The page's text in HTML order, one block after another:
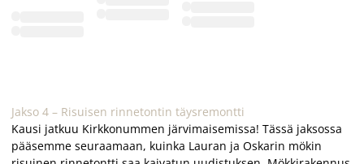
Jakso 4 – Risuisen rinnetontin täysremontti
Kausi jatkuu Kirkkonummen järvimaisemissa! Tässä jaksossa
pääsemme seuraamaan, kuinka Lauran ja Oskarin mökin